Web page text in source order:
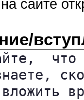
сайте
что